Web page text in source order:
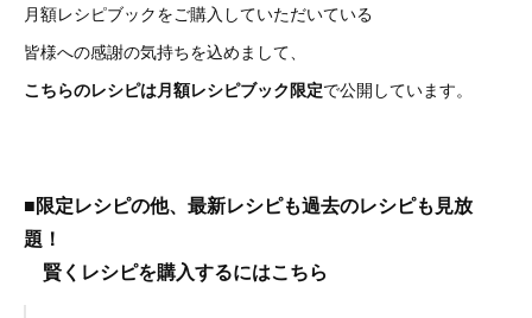
月額レシピブックをご購入していただいている
皆様への感謝の気持ちを込めまして、
こちらのレシピは月額レシピブック限定で公開しています。
■限定レシピの他、最新レシピも過去のレシピも見放
題！
賢くレシピを購入するにはこちら